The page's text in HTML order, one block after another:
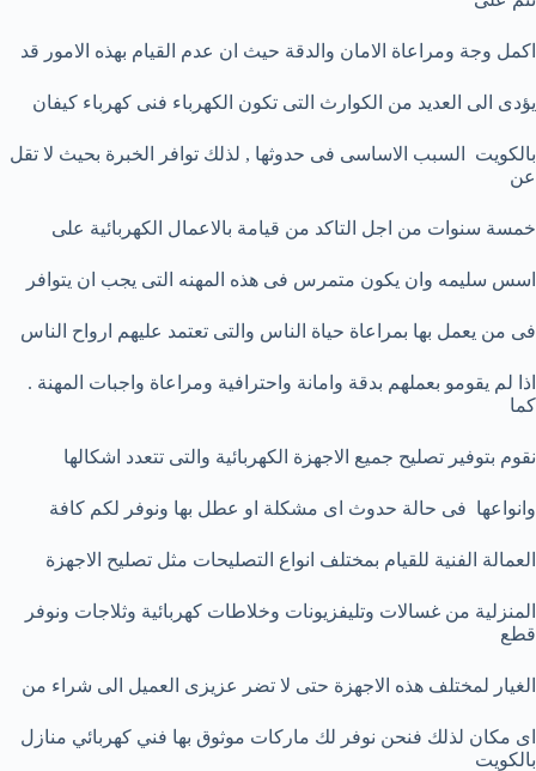
اكمل وجة ومراعاة الامان والدقة حيث ان عدم القيام بهذه الامور قد
يؤدى الى العديد من الكوارث التى تكون الكهرباء فنى كهرباء كيفان
بالكويت السبب الاساسى فى حدوثها , لذلك توافر الخبرة بحيث لا تقل
عن
خمسة سنوات من اجل التاكد من قيامة بالاعمال الكهربائية على
اسس سليمه وان يكون متمرس فى هذه المهنه التى يجب ان يتوافر
فى من يعمل بها بمراعاة حياة الناس والتى تعتمد عليهم ارواح الناس
اذا لم يقومو بعملهم بدقة وامانة واحترافية ومراعاة واجبات المهنة .
كما
نقوم بتوفير تصليح جميع الاجهزة الكهربائية والتى تتعدد اشكالها
وانواعها فى حالة حدوث اى مشكلة او عطل بها ونوفر لكم كافة
العمالة الفنية للقيام بمختلف انواع التصليحات مثل تصليح الاجهزة
المنزلية من غسالات وتليفزيونات وخلاطات كهربائية وثلاجات ونوفر
قطع
الغيار لمختلف هذه الاجهزة حتى لا تضر عزيزى العميل الى شراء من
اى مكان لذلك فنحن نوفر لك ماركات موثوق بها فني كهربائي منازل
بالكويت